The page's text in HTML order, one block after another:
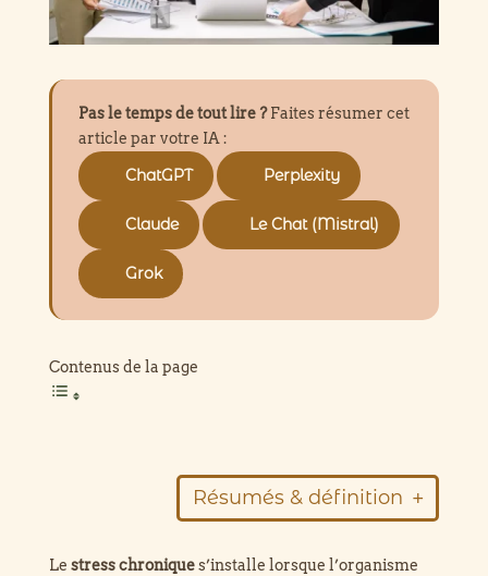
Pas le temps de tout lire ?Faites résumer cet
article par votre IA :
ChatGPT Perplexity
Claude Le Chat (Mistral)
Grok
Contenus de la page
Résumés & définition
Résumé de l’article
Le stress chroniques’installe lorsque l’organisme